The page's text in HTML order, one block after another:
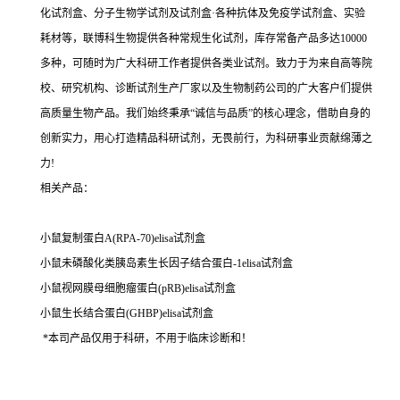
化试剂盒、分子生物学试剂及试剂盒·各种抗体及免疫学试剂盒、实验
耗材等，联博科生物提供各种常规生化试剂，库存常备产品多达10000
多种，可随时为广大科研工作者提供各类业试剂。致力于为来自高等院
校、研究机构、诊断试剂生产厂家以及生物制药公司的广大客户们提供
高质量生物产品。我们始终秉承“诚信与品质”的核心理念，借助自身的
创新实力，用心打造精品科研试剂，无畏前行，为科研事业贡献绵薄之
力!
相关产品：
小鼠复制蛋白A(RPA-70)elisa试剂盒
小鼠未磷酸化类胰岛素生长因子结合蛋白-1elisa试剂盒
小鼠视网膜母细胞瘤蛋白(pRB)elisa试剂盒
小鼠生长结合蛋白(GHBP)elisa试剂盒
*本司产品仅用于科研，不用于临床诊断和！